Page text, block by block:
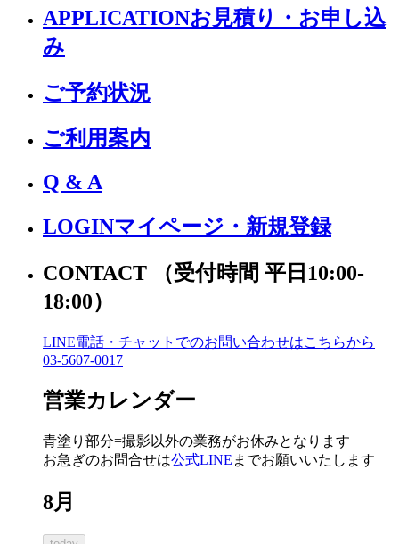
APPLICATIONお見積り・お申し込
み
ご予約状況
ご利用案内
Q & A
LOGINマイページ・新規登録
CONTACT
（受付時間 平日10:00-
18:00）
LINE電話・チャットでのお問い合わせはこちらから
03-5607-0017
営業カレンダー
青塗り 部分=撮影以外の業務がお休みとなります
お急ぎのお問合せは公式LINE までお願いいたします
8月